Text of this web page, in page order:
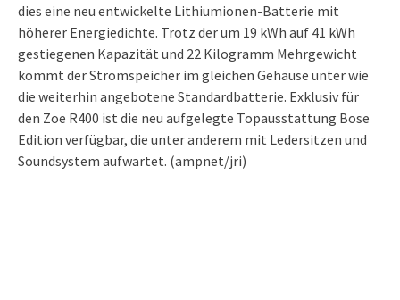
dies eine neu entwickelte Lithiumionen-Batterie mit
höherer Energiedichte. Trotz der um 19 kWh auf 41 kWh
gestiegenen Kapazität und 22 Kilogramm Mehrgewicht
kommt der Stromspeicher im gleichen Gehäuse unter wie
die weiterhin angebotene Standardbatterie. Exklusiv für
den Zoe R400 ist die neu aufgelegte Topausstattung Bose
Edition verfügbar, die unter anderem mit Ledersitzen und
Soundsystem aufwartet. (ampnet/jri)